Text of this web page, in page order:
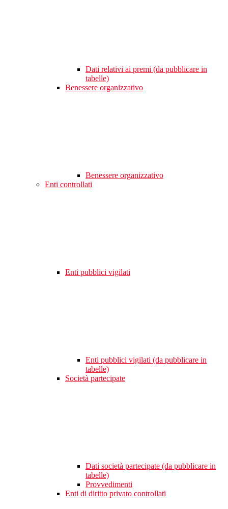
Dati relativi ai premi (da pubblicare in
tabelle)
Benessere organizzativo
Benessere organizzativo
Enti controllati
Enti pubblici vigilati
Enti pubblici vigilati (da pubblicare in
tabelle)
Società partecipate
Dati società partecipate (da pubblicare in
tabelle)
Provvedimenti
Enti di diritto privato controllati